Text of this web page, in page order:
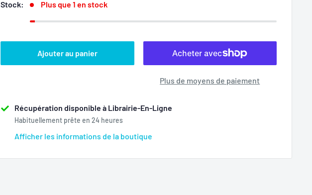
Stock: Plus que 1 en stock
Ajouter au panier
Plus de moyens de paiement
Récupération disponible à Librairie-En-Ligne
Habituellement prête en 24 heures
Afficher les informations de la boutique